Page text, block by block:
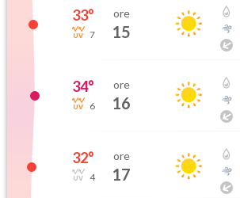
33°
7
ore
15
34°
6
ore
16
32°
4
ore
17